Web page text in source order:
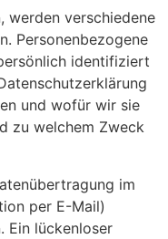
werden verschiedene
Personenbezogene
identifiziert
und wofür wir sie
zu welchem Zweck
im
per E-Mail)
Ein lückenloser